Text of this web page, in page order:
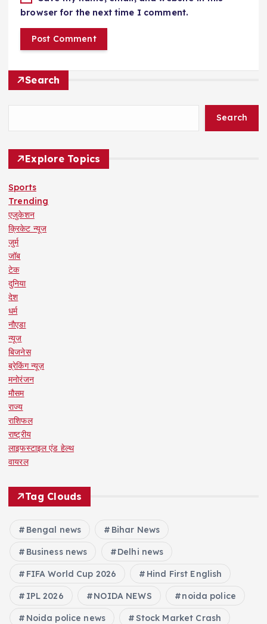
browser for the next time I comment.
Search
Search
Explore Topics
Sports
Trending
एजुकेशन
क्रिकेट न्यूज
जुर्म
जॉब
टेक
दुनिया
देश
धर्म
नौएडा
न्यूज
बिजनेस
ब्रेकिंग न्यूज़
मनोरंजन
मौसम
राज्य
राशिफल
राष्ट्रीय
लाइफस्टाइल एंड हेल्थ
वायरल
Tag Clouds
Bengal news Bihar News
Business news Delhi news
FIFA World Cup 2026 Hind First English
IPL 2026 NOIDA NEWS noida police
Noida police news Stock Market Crash